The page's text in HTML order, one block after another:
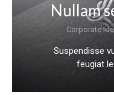
Nullam
Corporate
Suspendisse
feugiat